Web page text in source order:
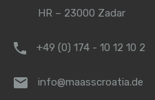
HR – 23000 Zadar
+49 (0) 174 - 10 12 10 2
info@maasscroatia.de